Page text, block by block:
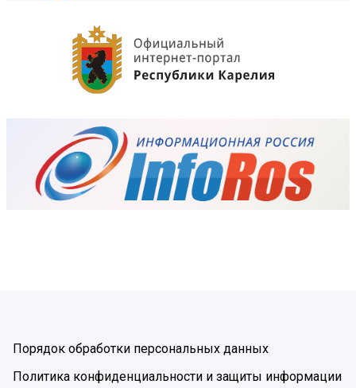
Порядок обработки персональных данных
Политика конфиденциальности и защиты информации